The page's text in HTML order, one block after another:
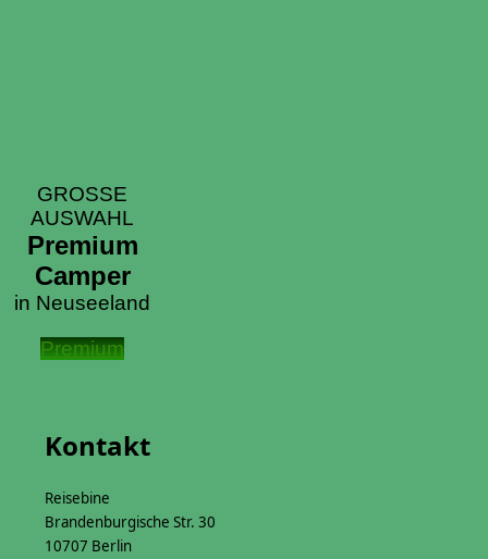
GROSSE
AUSWAHL
Premium
Camper
in Neuseeland
Premium
Kontakt
Reisebine
Brandenburgische Str. 30
10707 Berlin